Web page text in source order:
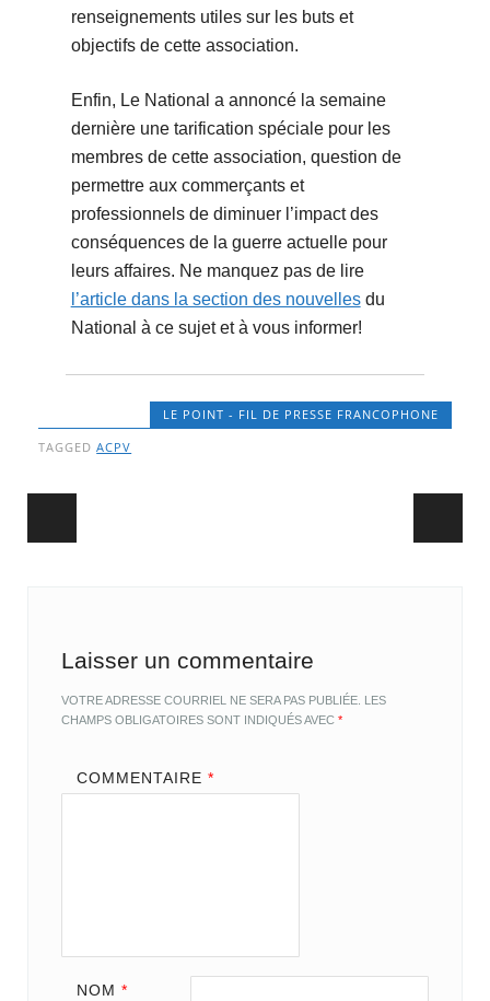
renseignements utiles sur les buts et
objectifs de cette association.
Enfin, Le National a annoncé la semaine
dernière une tarification spéciale pour les
membres de cette association, question de
permettre aux commerçants et
professionnels de diminuer l’impact des
conséquences de la guerre actuelle pour
leurs affaires. Ne manquez pas de lire
l’article dans la section des nouvellesdu
National à ce sujet et à vous informer!
LE POINT - FIL DE PRESSE FRANCOPHONE
TAGGEDACPV
Post navigation
Laisser un commentaire
VOTRE ADRESSE COURRIEL NE SERA PAS PUBLIÉE. LES
CHAMPS OBLIGATOIRES SONT INDIQUÉS AVEC*
COMMENTAIRE *
NOM *